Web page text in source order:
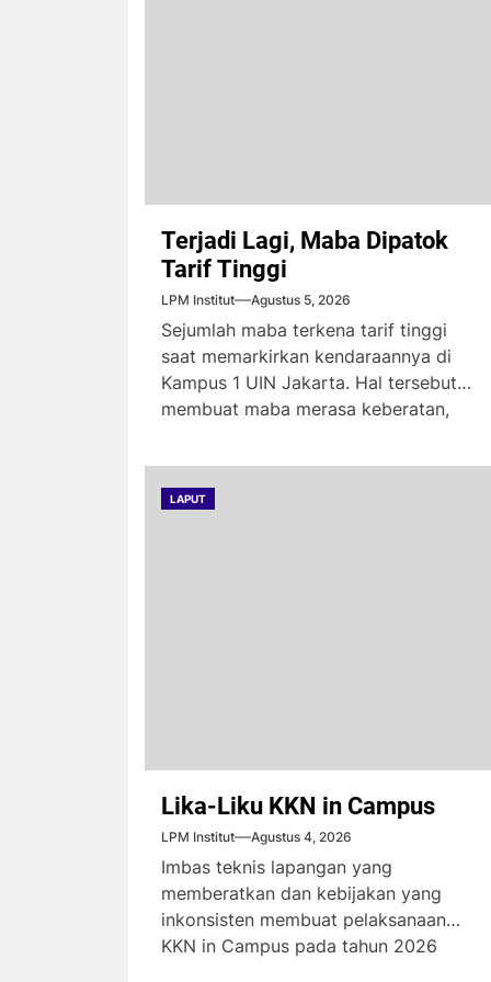
Terjadi Lagi, Maba Dipatok
Tarif Tinggi
LPM Institut Agustus 5, 2026
Sejumlah maba terkena tarif tinggi
saat memarkirkan kendaraannya di
Kampus 1 UIN Jakarta. Hal tersebut
membuat maba merasa keberatan,
LAPUT
Lika-Liku KKN in Campus
LPM Institut Agustus 4, 2026
Imbas teknis lapangan yang
memberatkan dan kebijakan yang
inkonsisten membuat pelaksanaan
KKN in Campus pada tahun 2026